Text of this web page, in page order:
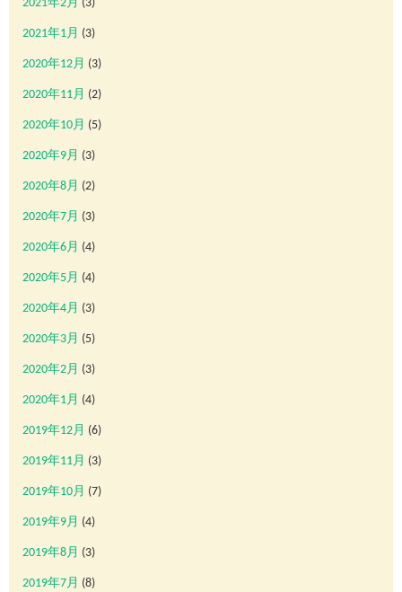
2021年2月 (3)
2021年1月 (3)
2020年12月 (3)
2020年11月 (2)
2020年10月 (5)
2020年9月 (3)
2020年8月 (2)
2020年7月 (3)
2020年6月 (4)
2020年5月 (4)
2020年4月 (3)
2020年3月 (5)
2020年2月 (3)
2020年1月 (4)
2019年12月 (6)
2019年11月 (3)
2019年10月 (7)
2019年9月 (4)
2019年8月 (3)
2019年7月 (8)